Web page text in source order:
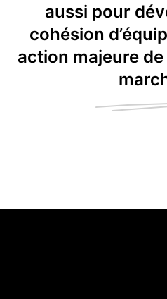
aussi pour
cohésion
action majeure